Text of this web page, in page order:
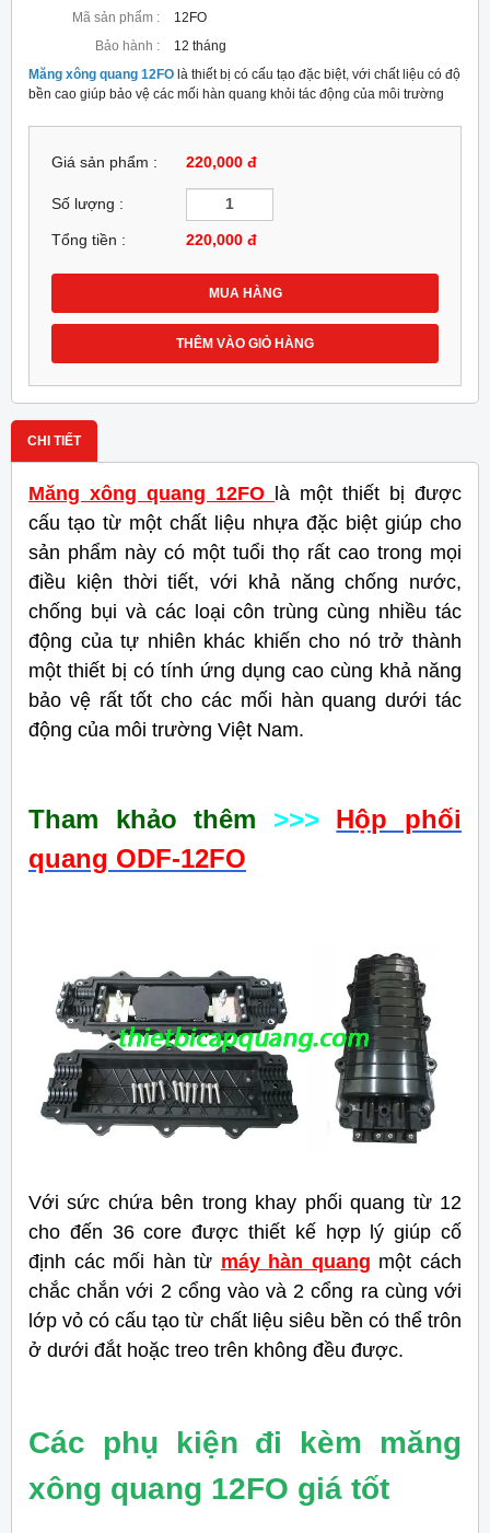
Mã sản phẩm :
12FO
Bảo hành :
12 tháng
Măng xông quang 12FO là thiết bị có cấu tạo đặc biệt, với chất liệu có độ
bền cao giúp bảo vệ các mối hàn quang khỏi tác động của môi trường
Giá sản phẩm : 220,000 đ
Số lượng :
Tổng tiền : 220,000 đ
MUA HÀNG
THÊM VÀO GIỎ HÀNG
CHI TIẾT
Măng xông quang 12FO
là một thiết bị được
cấu tạo từ một chất liệu nhựa đặc biệt giúp cho
sản phẩm này có một tuổi thọ rất cao trong mọi
điều kiện thời tiết, với khả năng chống nước,
chống bụi và các loại côn trùng cùng nhiều tác
động của tự nhiên khác khiến cho nó trở thành
một thiết bị có tính ứng dụng cao cùng khả năng
bảo vệ rất tốt cho các mối hàn quang dưới tác
động của môi trường Việt Nam.
Tham khảo thêm >>> Hộp phối
quang ODF-12FO
Với sức chứa bên trong khay phối quang từ 12
cho đến 36 core được thiết kế hợp lý giúp cố
định các mối hàn từ máy hàn quang một cách
chắc chắn với 2 cổng vào và 2 cổng ra cùng với
lớp vỏ có cấu tạo từ chất liệu siêu bền có thể trôn
ở dưới đắt hoặc treo trên không đều được.
Các phụ kiện đi kèm măng
xông quang 12FO giá tốt